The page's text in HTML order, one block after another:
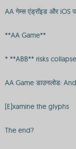
AA गेम्स एंड्रॉइड और iOS
**AA Game**
* **ABB** risks
AA Game डाउनलोड:
[E]xamine the glyphs
The end?